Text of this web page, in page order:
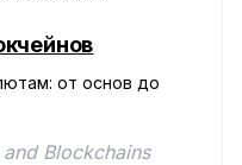
Blockchains